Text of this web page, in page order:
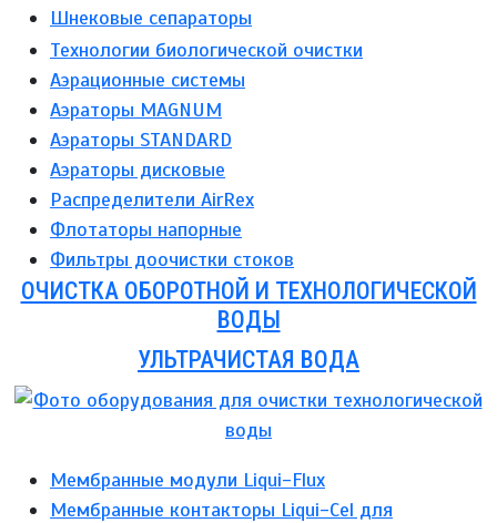
Шнековые сепараторы
Технологии биологической очистки
Аэрационные системы
Аэраторы MAGNUM
Аэраторы STANDARD
Аэраторы дисковые
Распределители AirRex
Флотаторы напорные
Фильтры доочистки стоков
ОЧИСТКА ОБОРОТНОЙ И ТЕХНОЛОГИЧЕСКОЙ
ВОДЫ
УЛЬТРАЧИСТАЯ ВОДА
Мембранные модули Liqui-Flux
Мембранные контакторы Liqui-Cel для